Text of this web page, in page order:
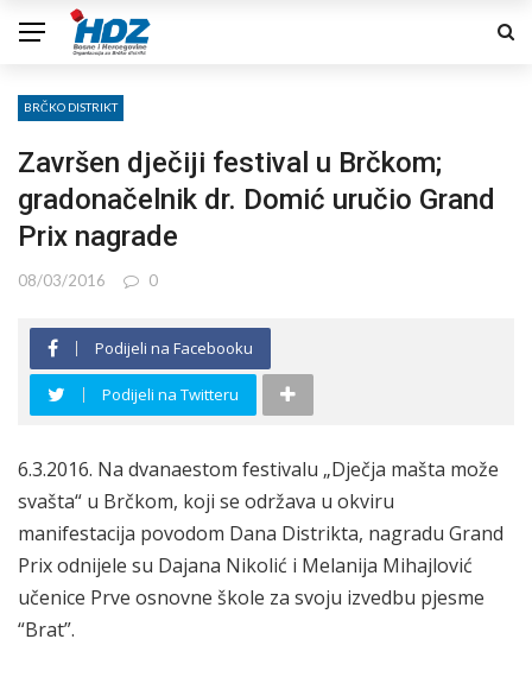
BRČKO DISTRIKT
Završen dječiji festival u Brčkom;
gradonačelnik dr. Domić uručio Grand
Prix nagrade
08/03/2016 0
Podijeli na Facebooku
Podijeli na Twitteru
6.3.2016. Na dvanaestom festivalu „Dječja mašta može
svašta“ u Brčkom, koji se održava u okviru
manifestacija povodom Dana Distrikta, nagradu Grand
Prix odnijele su Dajana Nikolić i Melanija Mihajlović
učenice Prve osnovne škole za svoju izvedbu pjesme
“Brat”.